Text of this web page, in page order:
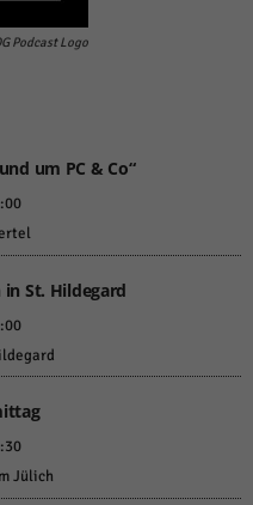
Podcast Logo
um PC & Co“
St. Hildegard
Jülich